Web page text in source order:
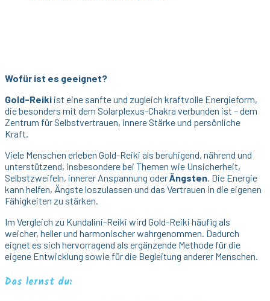
Wofür ist es geeignet?
Gold-Reiki ist eine sanfte und zugleich kraftvolle Energieform,
die besonders mit dem Solarplexus-Chakra verbunden ist – dem
Zentrum für Selbstvertrauen, innere Stärke und persönliche
Kraft.
Viele Menschen erleben Gold-Reiki als beruhigend, nährend und
unterstützend, insbesondere bei Themen wie Unsicherheit,
Selbstzweifeln, innerer Anspannung oderÄngsten . Die Energie
kann helfen, Ängste loszulassen und das Vertrauen in die eigenen
Fähigkeiten zu stärken.
Im Vergleich zu Kundalini-Reiki wird Gold-Reiki häufig als
weicher, heller und harmonischer wahrgenommen. Dadurch
eignet es sich hervorragend als ergänzende Methode für die
eigene Entwicklung sowie für die Begleitung anderer Menschen.
Das lernst du: